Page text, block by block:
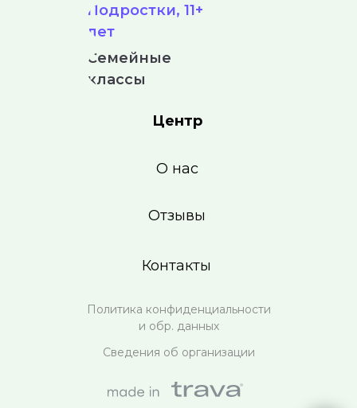
Подростки, 11+
лет
Политика конфиденциальности
и обр. данных
Сведения об организации
О нас
Отзывы
Контакты
Семейные
классы
Центр